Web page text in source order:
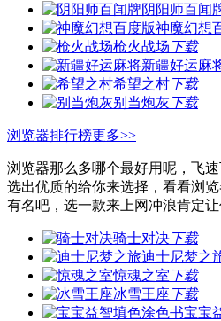
阴阳师百闻
神魔幻想
枪火战场 下载
新疆好运麻
希望之村下载
别当炮灰 下载
浏览器排行榜更多>>
浏览器那么多哪个最好用呢，飞
选出优质的给你来选择，看看浏
有名吧，选一款来上网冲浪肯定让
骑士对决下载
迪士尼梦之
惊魂之室 下载
冰雪王座 下载
宝宝